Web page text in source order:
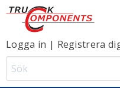
Logga in | Registrera